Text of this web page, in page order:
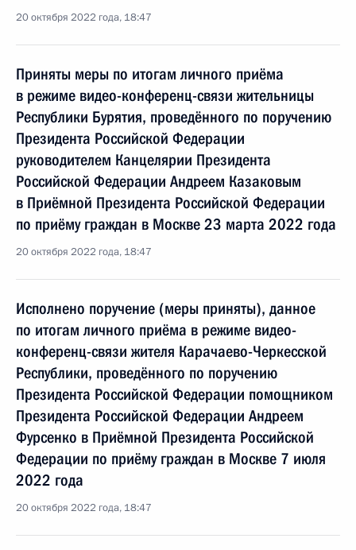
20 октября 2022 года, 18:47
Приняты меры по итогам личного приёма
в режиме видео-конференц-связи жительницы
Республики Бурятия, проведённого по поручению
Президента Российской Федерации
руководителем Канцелярии Президента
Российской Федерации Андреем Казаковым
в Приёмной Президента Российской Федерации
по приёму граждан в Москве 23 марта 2022 года
20 октября 2022 года, 18:47
Исполнено поручение (меры приняты), данное
по итогам личного приёма в режиме видео-
конференц-связи жителя Карачаево-Черкесской
Республики, проведённого по поручению
Президента Российской Федерации помощником
Президента Российской Федерации Андреем
Фурсенко в Приёмной Президента Российской
Федерации по приёму граждан в Москве 7 июля
2022 года
20 октября 2022 года, 18:47